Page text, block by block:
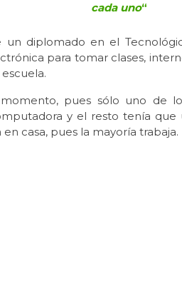
cada uno“
diplomado en el
para tomar clases,
pues sólo uno de
y el resto tenía que
casa, pues la mayoría trabaja.